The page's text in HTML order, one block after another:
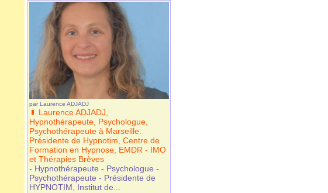
par Laurence ADJADJ
Laurence ADJADJ,
Hypnothérapeute, Psychologue,
Psychothérapeute à Marseille.
Présidente de Hypnotim, Centre de
Formation en Hypnose, EMDR - IMO
et Thérapies Brèves
- Hypnothérapeute - Psychologue -
Psychothérapeute - Présidente de
HYPNOTIM, Institut de...